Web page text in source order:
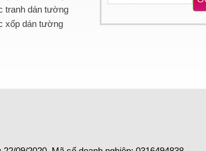
tranh dán tường
xốp dán tường